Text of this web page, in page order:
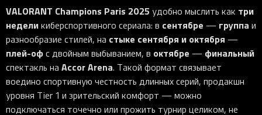
VALORANT Champions Paris 2025 удобно мыслить как три
неделикиберспортивного сериала: в сентябре — группа и
разнообразие стилей, на стыке сентября и октября —
плей-офс двойным выбыванием, в октябре — финальный
спектакль на Accor Arena. Такой формат связывает
воедино спортивную честность длинных серий, продакшн
уровня Tier 1 и зрительский комфорт — можно
подключаться точечно или прожить турнир целиком, не